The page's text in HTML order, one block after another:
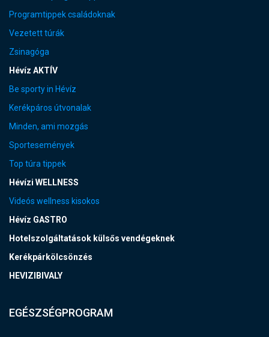
Programtippek családoknak
Vezetett túrák
Zsinagóga
Hévíz AKTÍV
Be sporty in Hévíz
Kerékpáros útvonalak
Minden, ami mozgás
Sportesemények
Top túra tippek
Hévízi WELLNESS
Videós wellness kisokos
Hévíz GASTRO
Hotelszolgáltatások külsős vendégeknek
Kerékpárkölcsönzés
HEVIZIBIVALY
EGÉSZSÉGPROGRAM